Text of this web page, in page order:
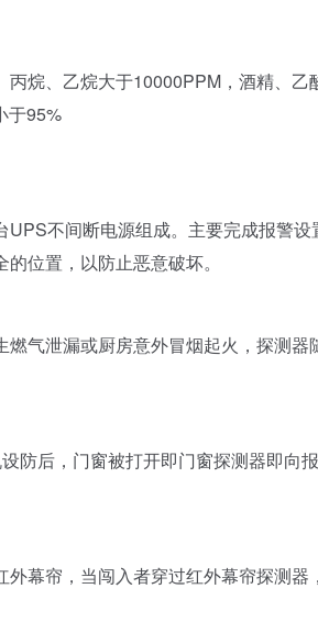
烷、乙烷大于10000PPM，酒精、乙
于95%
不间断电源组成。主要完成报警设
位置，以防止恶意破坏。
气泄漏或厨房意外冒烟起火，探测器
后，门窗被打开即门窗探测器即向
幕帘，当闯入者穿过红外幕帘探测器